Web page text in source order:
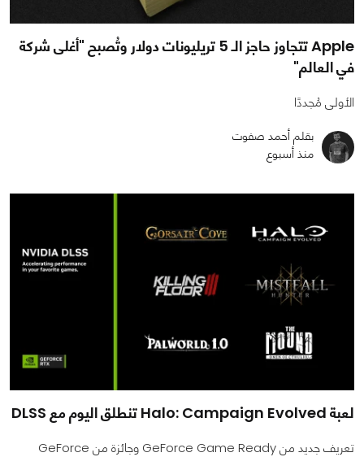
Apple تتجاوز حاجز الـ 5 تريليونات دولار وتُصبح "أغلى شركة
في العالم"
الأولى مُجددًا
بقلم أحمد صفوت
منذ أسبوع
لعبة Halo: Campaign Evolved تنطلق اليوم مع DLSS
تعريف جديد من GeForce Game Ready وجائزة من GeForce